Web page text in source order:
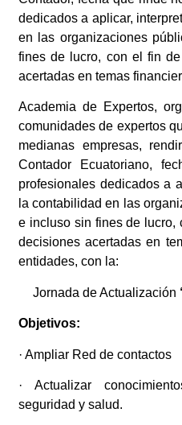
dedicados a aplicar,
en las organizaciones
fines de lucro, con el fin
acertadas en temas
Academia de Expertos,
comunidades de expertos
medianas empresas,
Contador Ecuatoriano,
profesionales dedicados a
la contabilidad en las
e incluso sin fines de lucro,
decisiones acertadas en
entidades, con la:
Jornada de Actualización
Objetivos:
· Ampliar Red de contactos
· Actualizar
seguridad y salud.